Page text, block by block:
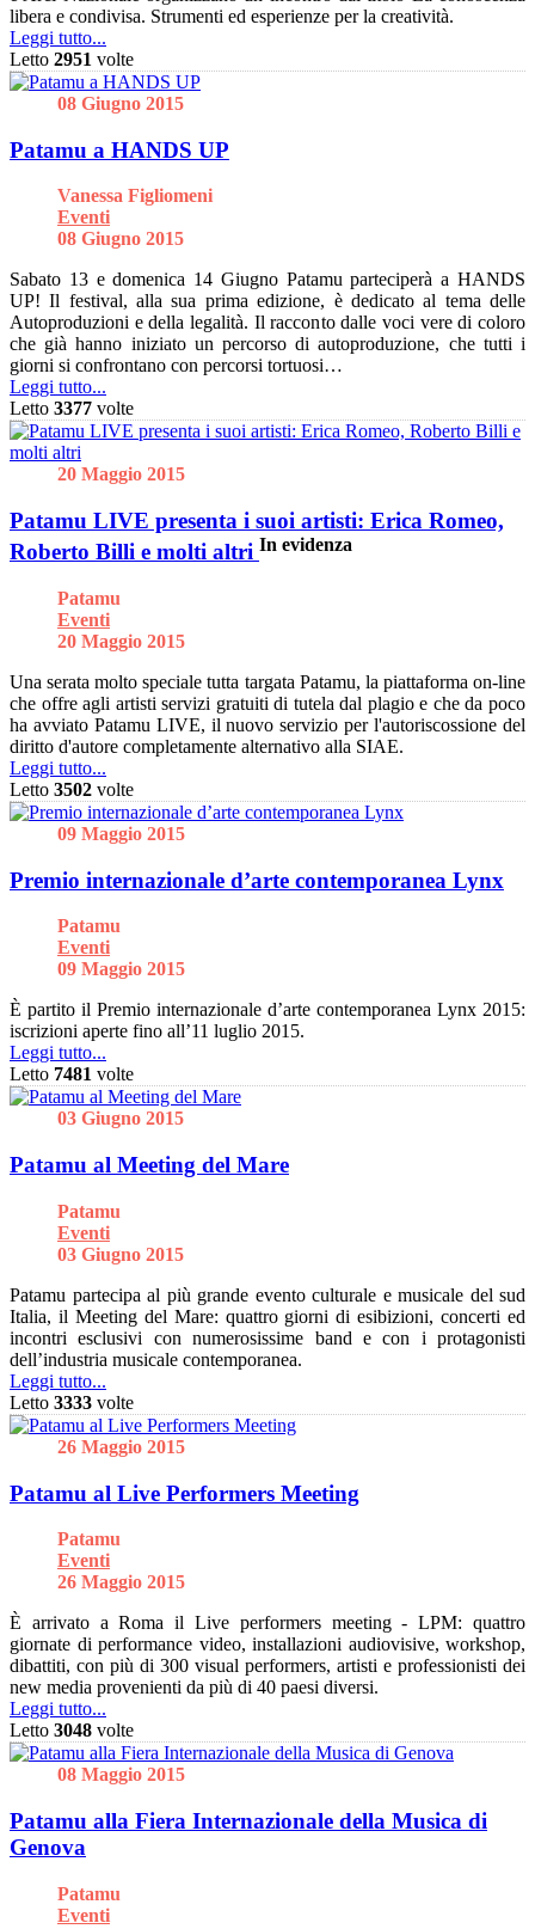
libera e condivisa. Strumenti ed esperienze per la creatività.
Leggi tutto...
Letto 2951 volte
08 Giugno 2015
Patamu a HANDS UP
Vanessa Figliomeni
Eventi
08 Giugno 2015
Sabato 13 e domenica 14 Giugno Patamu parteciperà a HANDS
UP! Il festival, alla sua prima edizione, è dedicato al tema delle
Autoproduzioni e della legalità. Il racconto dalle voci vere di coloro
che già hanno iniziato un percorso di autoproduzione, che tutti i
giorni si confrontano con percorsi tortuosi…
Leggi tutto...
Letto 3377 volte
20 Maggio 2015
Patamu LIVE presenta i suoi artisti: Erica Romeo,
Roberto Billi e molti altri In evidenza
Patamu
Eventi
20 Maggio 2015
Una serata molto speciale tutta targata Patamu, la piattaforma on-line
che offre agli artisti servizi gratuiti di tutela dal plagio e che da poco
ha avviato Patamu LIVE, il nuovo servizio per l'autoriscossione del
diritto d'autore completamente alternativo alla SIAE.
Leggi tutto...
Letto 3502 volte
09 Maggio 2015
Premio internazionale d’arte contemporanea Lynx
Patamu
Eventi
09 Maggio 2015
È partito il Premio internazionale d’arte contemporanea Lynx 2015:
iscrizioni aperte fino all’11 luglio 2015.
Leggi tutto...
Letto 7481 volte
03 Giugno 2015
Patamu al Meeting del Mare
Patamu
Eventi
03 Giugno 2015
Patamu partecipa al più grande evento culturale e musicale del sud
Italia, il Meeting del Mare: quattro giorni di esibizioni, concerti ed
incontri esclusivi con numerosissime band e con i protagonisti
dell’industria musicale contemporanea.
Leggi tutto...
Letto 3333 volte
26 Maggio 2015
Patamu al Live Performers Meeting
Patamu
Eventi
26 Maggio 2015
È arrivato a Roma il Live performers meeting - LPM: quattro
giornate di performance video, installazioni audiovisive, workshop,
dibattiti, con più di 300 visual performers, artisti e professionisti dei
new media provenienti da più di 40 paesi diversi.
Leggi tutto...
Letto 3048 volte
08 Maggio 2015
Patamu alla Fiera Internazionale della Musica di
Genova
Patamu
Eventi